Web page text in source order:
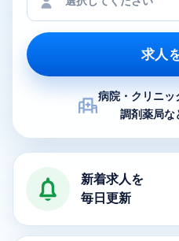
求人
病院・クリニッ
調剤薬局な
医療求人ナビの特徴
新着求人を
毎日更新